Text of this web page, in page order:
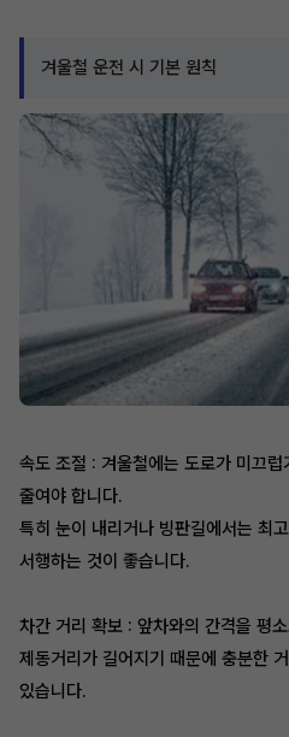
겨울철 운전 시 기본 원칙
속도 조절 : 겨울철에는 도로가 미끄
줄여야 합니다.
특히 눈이 내리거나 빙판길에서는 최
서행하는 것이 좋습니다.
차간 거리 확보 : 앞차와의 간격을 평
제동거리가 길어지기 때문에 충분한
있습니다.